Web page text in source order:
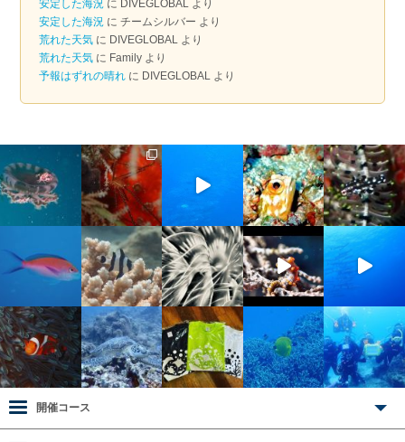
ブ
安定した海況 に DIVEGLOBAL より
安定した海況 にチームシルバー より
荒れた天気 に DIVEGLOBAL より
荒れた天気 に Family より
予報はずれの晴れ に DIVEGLOBAL より
開催コース